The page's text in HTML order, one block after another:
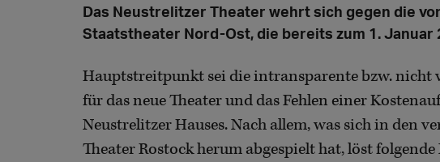
Das Neustrelitzer Theater wehrt sich gegen die
Staatstheater Nord-Ost, die bereits zum 1. Januar
Hauptstreitpunkt sei die intransparente bzw. nicht
für das neue Theater und das Fehlen einer
Neustrelitzer Hauses. Nach allem, was sich in den
Theater Rostock herum abgespielt hat, löst